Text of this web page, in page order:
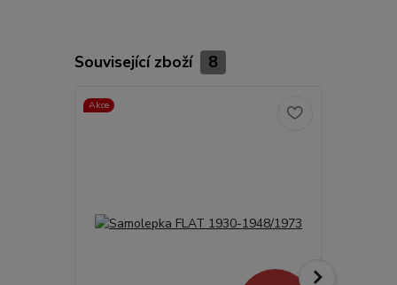
Související zboží 8
Akce